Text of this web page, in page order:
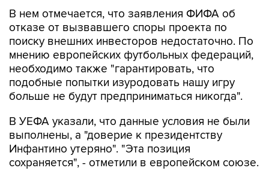
В нем отмечается, что заявления ФИФА об
отказе от вызвавшего споры проекта по
поиску внешних инвесторов недостаточно. По
мнению европейских футбольных федераций,
необходимо также "гарантировать, что
подобные попытки изуродовать нашу игру
больше не будут предприниматься никогда".
В УЕФА указали, что данные условия не были
выполнены, а "доверие к президентству
Инфантино утеряно". "Эта позиция
сохраняется", - отметили в европейском союзе.